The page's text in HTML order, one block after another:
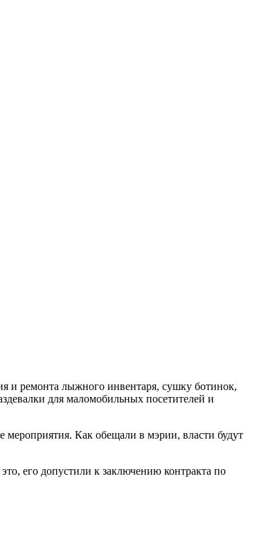
и ремонта лыжного инвентаря, сушку ботинок,
для маломобильных посетителей и
Как обещали в мэрии, власти будут
его допустили к заключению контракта по